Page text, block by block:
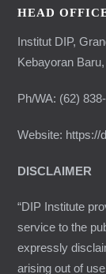
HEAD
Institut DIP,
Kebayoran
Ph/WA: (62)
Website:
DISCLAIMER
“DIP Institute
service to the
expressly
arising out of